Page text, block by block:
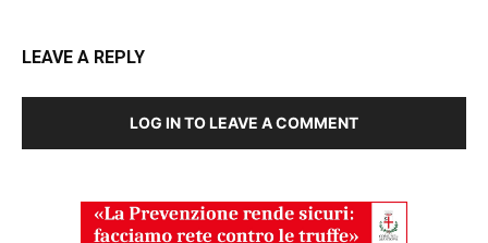
LEAVE A REPLY
LOG IN TO LEAVE A COMMENT